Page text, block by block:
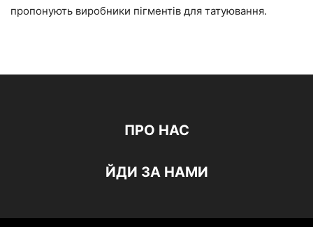
пропонують виробники пігментів для татуювання.
ПРО НАС
ЙДИ ЗА НАМИ